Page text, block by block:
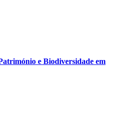
e Biodiversidade em